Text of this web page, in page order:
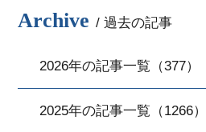
Archive / 過去の記事
2026年の記事一覧（377）
2025年の記事一覧（1266）